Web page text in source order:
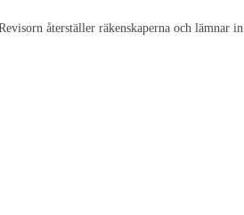
återställer räkenskaperna och lämnar in